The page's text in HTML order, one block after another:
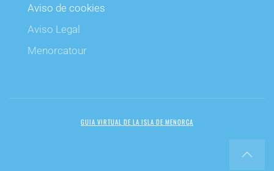
Aviso de cookies
Aviso Legal
Menorcatour
GUIA VIRTUAL DE LA ISLA DE MENORCA